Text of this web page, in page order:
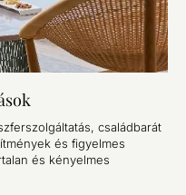
családbarát
és figyelmes
és kényelmes